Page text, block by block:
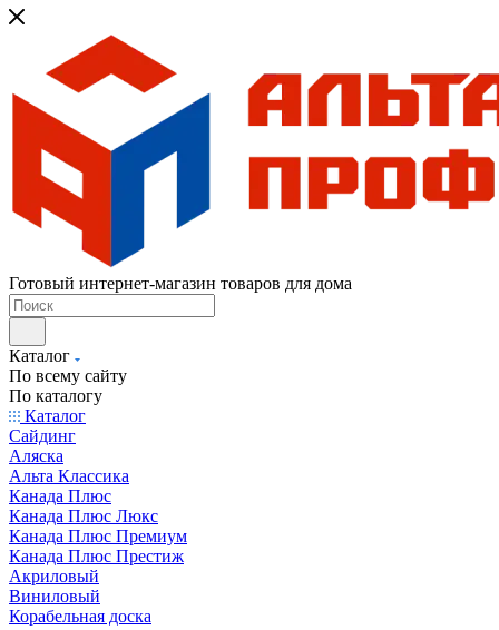
Готовый интернет-магазин товаров для дома
Каталог
По всему сайту
По каталогу
Каталог
Сайдинг
Аляска
Альта Классика
Канада Плюс
Канада Плюс Люкс
Канада Плюс Премиум
Канада Плюс Престиж
Акриловый
Виниловый
Корабельная доска